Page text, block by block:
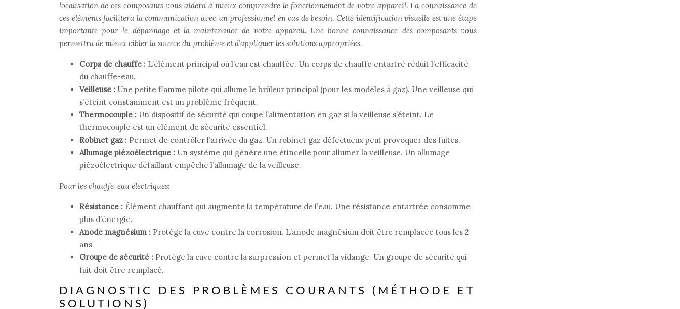
localisation de ces composants vous aidera à mieux comprendre le fonctionnement de votre appareil. La connaissance de
ces éléments facilitera la communication avec un professionnel en cas de besoin. Cette identification visuelle est une étape
importante pour le dépannage et la maintenance de votre appareil. Une bonne connaissance des composants vous
permettra de mieux cibler la source du problème et d’appliquer les solutions appropriées.
Corps de chauffe : L’élément principal où l’eau est chauffée. Un corps de chauffe entartré réduit l’efficacité
du chauffe-eau.
Veilleuse : Une petite flamme pilote qui allume le brûleur principal (pour les modèles à gaz). Une veilleuse qui
s’éteint constamment est un problème fréquent.
Thermocouple : Un dispositif de sécurité qui coupe l’alimentation en gaz si la veilleuse s’éteint. Le
thermocouple est un élément de sécurité essentiel.
Robinet gaz : Permet de contrôler l’arrivée du gaz. Un robinet gaz défectueux peut provoquer des fuites.
Allumage piézoélectrique : Un système qui génère une étincelle pour allumer la veilleuse. Un allumage
piézoélectrique défaillant empêche l’allumage de la veilleuse.
Pour les chauffe-eau électriques:
Résistance : Élément chauffant qui augmente la température de l’eau. Une résistance entartrée consomme
plus d’énergie.
Anode magnésium : Protège la cuve contre la corrosion. L’anode magnésium doit être remplacée tous les 2
ans.
Groupe de sécurité : Protège la cuve contre la surpression et permet la vidange. Un groupe de sécurité qui
fuit doit être remplacé.
DIAGNOSTIC DES PROBLÈMES COURANTS (MÉTHODE ET
SOLUTIONS)